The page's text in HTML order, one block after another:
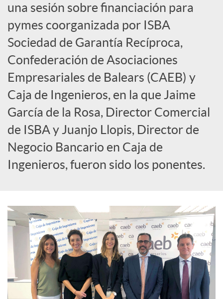
o
c
i
a
l
e
s
una sesión sobre financiación para
pymes coorganizada por ISBA
Sociedad de Garantía Recíproca,
Confederación de Asociaciones
Empresariales de Balears (CAEB) y
Caja de Ingenieros, en la que Jaime
García de la Rosa, Director Comercial
de ISBA y Juanjo Llopis, Director de
Negocio Bancario en Caja de
Ingenieros, fueron sido los ponentes.